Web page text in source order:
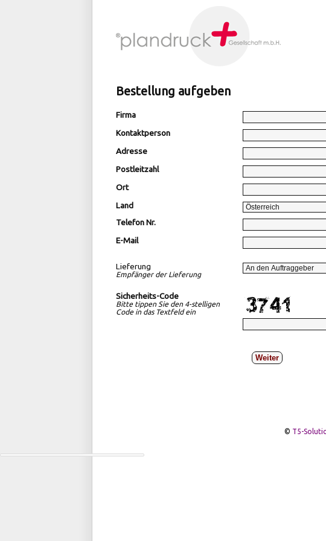
Bestellung aufgeben
Firma
Kontaktperson
Adresse
Postleitzahl
Ort
Land
Telefon Nr.
E-Mail
Lieferung
Empfänger der Lieferung
Sicherheits-Code
Bitte tippen Sie den 4-stelligen
Code in das Textfeld ein
Weiter
© T5-